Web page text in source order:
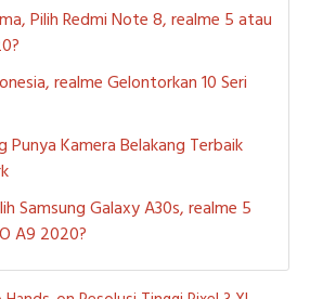
Pilih Redmi Note 8, realme 5 atau
realme Gelontorkan 10 Seri
Punya Kamera Belakang Terbaik
Samsung Galaxy A30s, realme 5
A9 2020?